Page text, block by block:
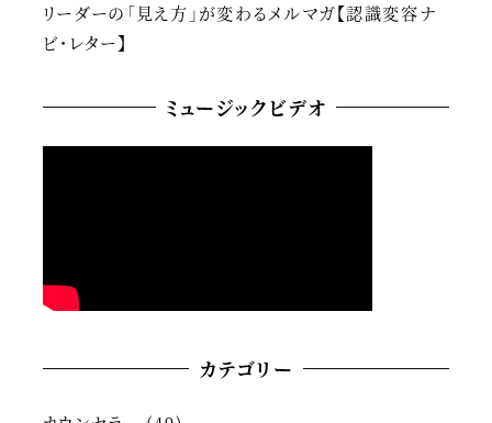
リーダーの「見え方」が変わるメルマガ【認識変容ナ
ビ・レター】
ミュージックビデオ
カテゴリー